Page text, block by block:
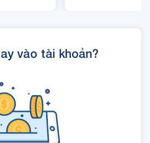
vào tài khoản?